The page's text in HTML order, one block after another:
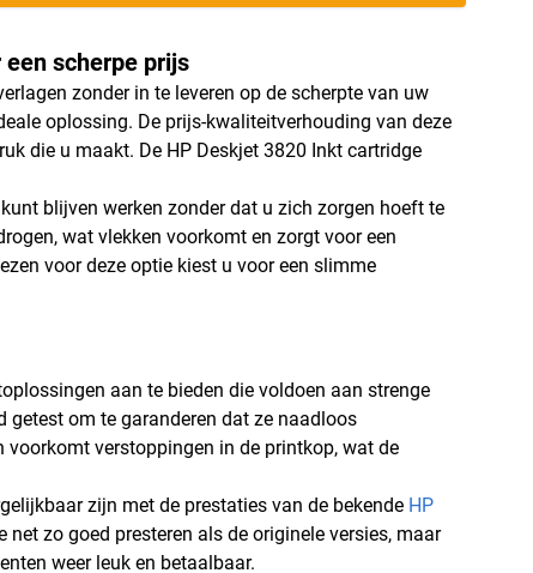
scherpe prijs
zonder in te leveren op de scherpte van uw
oplossing. De prijs-kwaliteitverhouding van deze
die u maakt. De HP Deskjet 3820 Inkt cartridge
blijven werken zonder dat u zich zorgen hoeft te
wat vlekken voorkomt en zorgt voor een
voor deze optie kiest u voor een slimme
aan te bieden die voldoen aan strenge
getest om te garanderen dat ze naadloos
verstoppingen in de printkop, wat de
zijn met de prestaties van de bekende HP
zo goed presteren als de originele versies, maar
weer leuk en betaalbaar.